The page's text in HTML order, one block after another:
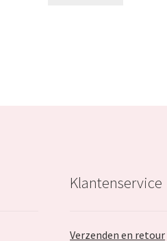
Klantenservice
Verzenden en retour